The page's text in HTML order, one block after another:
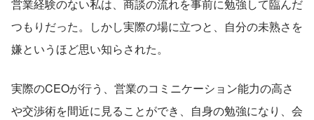
営業経験のない私は、商談の流れを事前に勉強して臨んだ
つもりだった。しかし実際の場に立つと、自分の未熟さを
嫌というほど思い知らされた。
実際のCEOが行う、営業のコミニケーション能力の高さ
や交渉術を間近に見ることができ、自身の勉強になり、会